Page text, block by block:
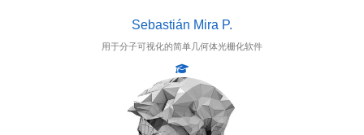
Sebastián Mira P.
用于分子可视化的简单几何体光栅化软件